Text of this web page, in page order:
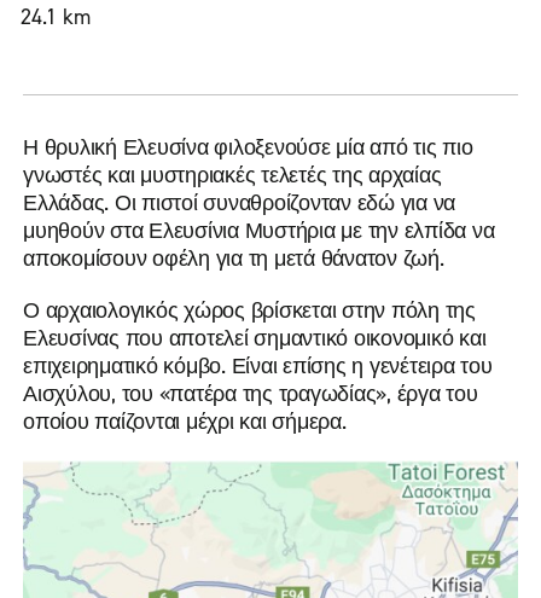
24.1 km
Η θρυλική Ελευσίνα φιλοξενούσε μία από τις πιο
γνωστές και μυστηριακές τελετές της αρχαίας
Ελλάδας. Οι πιστοί συναθροίζονταν εδώ για να
μυηθούν στα Ελευσίνια Μυστήρια με την ελπίδα να
αποκομίσουν οφέλη για τη μετά θάνατον ζωή.
Ο αρχαιολογικός χώρος βρίσκεται στην πόλη της
Ελευσίνας που αποτελεί σημαντικό οικονομικό και
επιχειρηματικό κόμβο. Είναι επίσης η γενέτειρα του
Αισχύλου, του «πατέρα της τραγωδίας», έργα του
οποίου παίζονται μέχρι και σήμερα.